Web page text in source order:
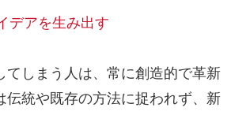
デアを生み出す
てしまう人は、常に創造的で革新
伝統や既存の方法に捉われず、新